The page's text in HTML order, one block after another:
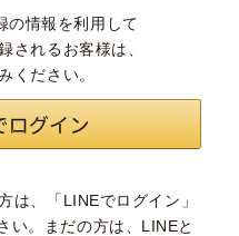
の情報を利用して
されるお客様は、
ください。
は、「LINEでログイン」
い。まだの方は、 LINEと